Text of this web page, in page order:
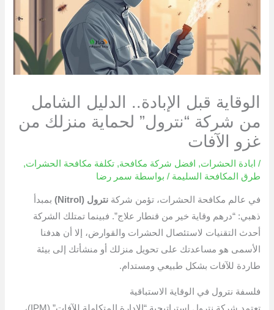
الوقاية قبل الإبادة.. الدليل الشامل
من شركة “نترول” لحماية منزلك من
غزو الآفات
/ ابادة الحشرات, افضل شركة مكافحة,تكلفة مكافحة الحشرات,
طرق المكافحة السليمة / بواسطة سمر رضا
في عالم مكافحة الحشرات، تؤمن شركةنترول (Nitrol)
بمبدأ
ذهبي: “درهم وقاية خير من قنطار علاج”. فبينما تمتلك الشركة
أحدث التقنيات لاستئصال الحشرات والقوارض، إلا أن هدفنا
الأسمى هو مساعدتك على تحويل منزلك أو منشأتك إلى بيئة
طاردة للآفات بشكل طبيعي ومستدام.
فلسفة نترول في الوقاية الاستباقية